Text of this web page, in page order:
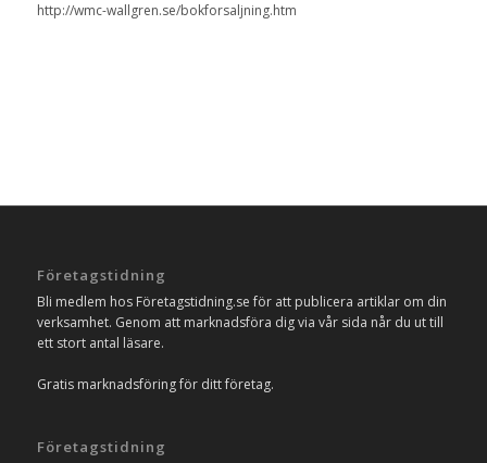
http://wmc-wallgren.se/bokforsaljning.htm
Företagstidning
Bli medlem hos Företagstidning.se för att publicera artiklar om din
verksamhet. Genom att marknadsföra dig via vår sida når du ut till
ett stort antal läsare.
Gratis marknadsföring för ditt företag.
Företagstidning